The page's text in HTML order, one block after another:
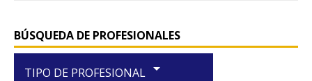
BÚSQUEDA DE PROFESIONALES
TIPO DE PROFESIONAL arrow_drop_down